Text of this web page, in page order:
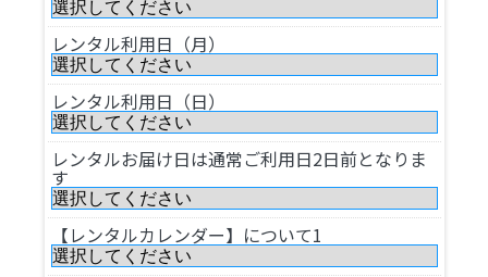
レンタル利用日（月）
レンタル利用日（日）
レンタルお届け日は通常ご利用日2日前となりま
す
【レンタルカレンダー】について1